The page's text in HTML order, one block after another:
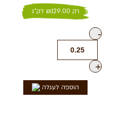
רק ₪129.00 לק"ג
-
+
הוספה לעגלה